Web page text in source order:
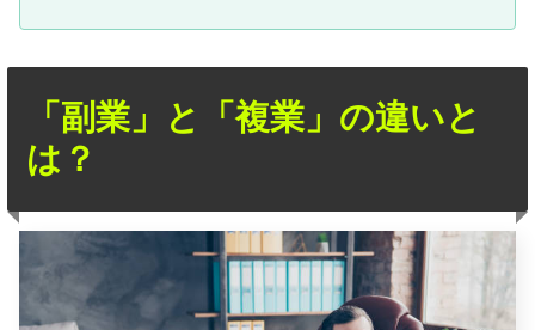
「副業」と「複業」の違いと
は？